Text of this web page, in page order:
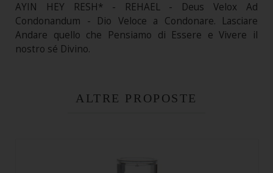
AYIN HEY RESH* - REHAEL - Deus Velox Ad
Condonandum - Dio Veloce a Condonare. Lasciare
Andare quello che Pensiamo di Essere e Vivere il
nostro sé Divino.
ALTRE PROPOSTE